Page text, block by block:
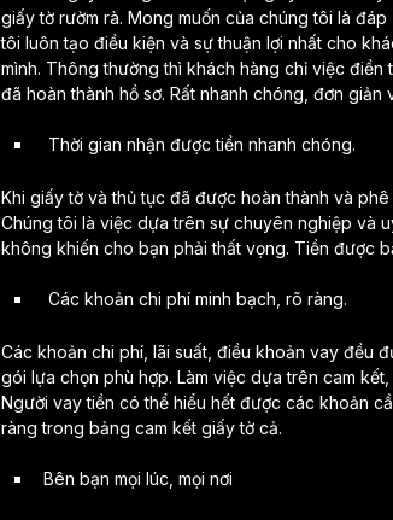
giấy tờ rườm rà. Mong muốn của chúng tôi là
tôi luôn tạo điều kiện và sự thuận lợi nhất cho
mình. Thông thường thì khách hàng chỉ việc
đã hoàn thành hồ sơ. Rất nhanh chóng, đơn giản
Thời gian nhận được tiền nhanh chóng.
Khi giấy tờ và thủ tục đã được hoàn thành và
Chúng tôi là việc dựa trên sự chuyên nghiệp và
không khiến cho bạn phải thất vọng. Tiền được
Các khoản chi phí minh bạch, rõ ràng.
Các khoản chi phí, lãi suất, điều khoản vay đều
gói lựa chọn phù hợp. Làm việc dựa trên cam
Người vay tiền có thể hiểu hết được các khoản
ràng trong bảng cam kết giấy tờ cả.
Bên bạn mọi lúc, mọi nơi